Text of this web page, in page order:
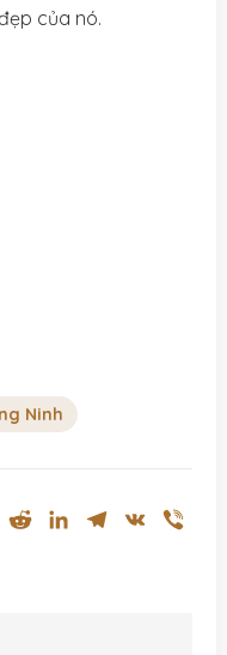
của nó.
Ninh
TumblrRedditLinkedInTelegram
VK